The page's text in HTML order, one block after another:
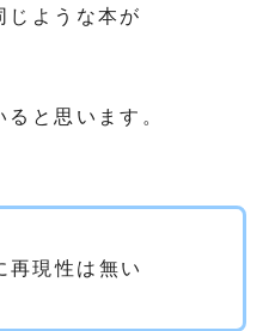
じような本が
と思います。
再現性は無い